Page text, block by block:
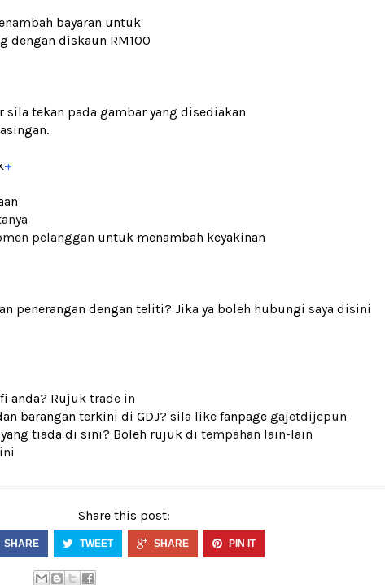
bayaran untuk
dengan diskaun RM100
tekan pada gambar yang disediakan
+
pelanggan untuk menambah keyakinan
penerangan dengan teliti? Jika ya boleh hubungi saya disini
anda? Rujuk trade in
barangan terkini di GDJ? sila like fanpage gajetdijepun
tiada di sini? Boleh rujuk di tempahan lain-lain
Share this post:
SHARE TWEET SHARE PIN IT